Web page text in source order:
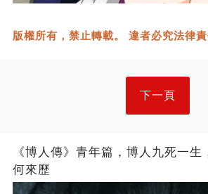
版權所有，禁止轉載。 違者必究法律責
下一頁
《博人傳》青年篇，博人九死一
何來歷